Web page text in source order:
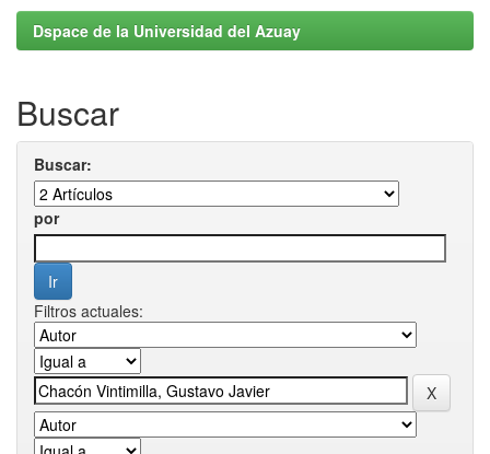
Dspace de la Universidad del Azuay
Buscar
Buscar:
por
Filtros actuales: